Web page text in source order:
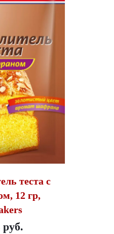
теста с
12 гр,
руб.